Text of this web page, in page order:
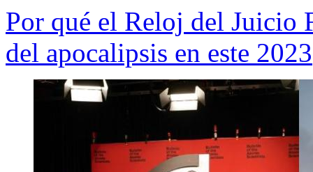
Por qué el Reloj del Juicio
del apocalipsis en este 2023